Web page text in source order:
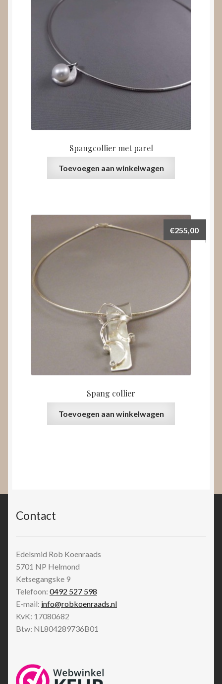
Spangcollier met parel
Toevoegen aan winkelwagen
Spang collier
€255,00
Toevoegen aan winkelwagen
Contact
Edelsmid Rob Koenraads
5701 NP Helmond
Ketsegangske 9
Telefoon: 0492 527 598
E-mail: info@robkoenraads.nl
KvK: 17080682
Btw: NL804289736B01